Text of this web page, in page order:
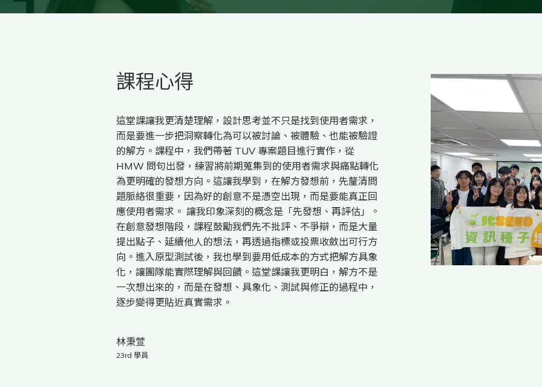
課程心得
這堂課讓我更清楚理解，設計思考並不只是找到使用者需求，
而是要進一步把洞察轉化為可以被討論、被體驗、也能被驗證
的解方。課程中，我們帶著 TUV 專案題目進行實作，從
HMW 問句出發，練習將前期蒐集到的使用者需求與痛點轉化
為更明確的發想方向。這讓我學到，在解方發想前，先釐清問
題脈絡很重要，因為好的創意不是憑空出現，而是要能真正回
應使用者需求。 讓我印象深刻的概念是「先發想、再評估」。
在創意發想階段，課程鼓勵我們先不批評、不爭辯，而是大量
提出點子、延續他人的想法，再透過指標或投票收斂出可行方
向。進入原型測試後，我也學到要用低成本的方式把解方具象
化，讓團隊能實際理解與回饋。這堂課讓我更明白，解方不是
一次想出來的，而是在發想、具象化、測試與修正的過程中，
逐步變得更貼近真實需求。
林秉萱
23rd 學員